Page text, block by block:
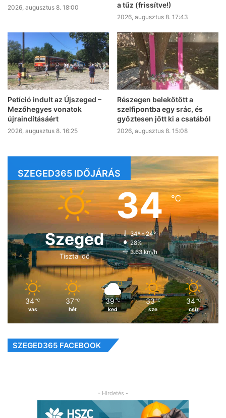
2026, augusztus 8. 18:00 a tűz (frissítve!)
2026, augusztus 8. 17:43
Petíció indult az Újszeged –
Mezőhegyes vonatok
újraindításáért
2026, augusztus 8. 16:25
Részegen belekötött a
szelfipontba egy srác, és
győztesen jött ki a csatából
2026, augusztus 8. 15:08
SZEGED365 IDŐJÁRÁS
Szeged
Tiszta idő
34℃
34º - 24º
28%
3.63 km/h
34 ℃
vas
37 ℃
hét
39 ℃
ked
33 ℃
sze
34 ℃
csü
SZEGED365 FACEBOOK
- Hirdetés -